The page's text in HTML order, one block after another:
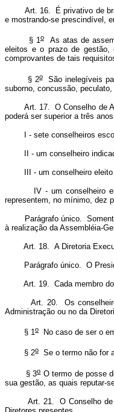
Art. 16. É privativo de
e mostrando-se prescindível,
§ 1oAs atas de
eleitos e o prazo de gestão,
comprovantes de tais
§ 2oSão inelegíveis
suborno, concussão,
Art. 17. O Conselho de
poderá ser superior a três
I - sete conselheiros
II - um conselheiro indicado
III - um conselheiro eleito
IV - um conselheiro eleito
representem, no mínimo, dez
Parágrafo único. Somente
à realização da Assembléia-
Art. 18. A Diretoria
Parágrafo único. O
Art. 19. Cada membro dos
Art. 20. Os conselheiros e
Administração ou no da
§ 1 o No caso de ser o
§ 2o Se o termo não for
§ 3oO termo de posse
sua gestão, as quais reputar-
Art. 21. O Conselho de
Diretores presentes.